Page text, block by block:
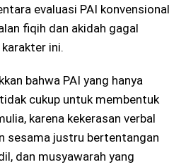
evaluasi PAI konvensional
fiqih dan akidah gagal
ini.
bahwa PAI yang hanya
cukup untuk membentuk
karena kekerasan verbal
sesama justru bertentangan
dan musyawarah yang